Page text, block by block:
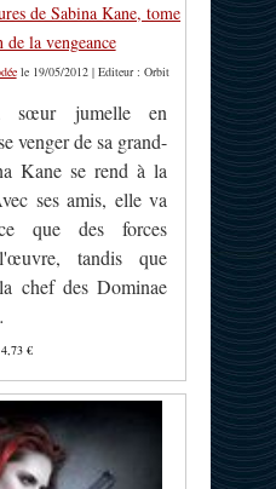
de Sabina Kane, tome
la vengeance
le 19/05/2012 | Editeur : Orbit
sœur jumelle en
venger de sa grand-
Kane se rend à la
ses amis, elle va
que des forces
tandis que
chef des Dominae
4,73 €